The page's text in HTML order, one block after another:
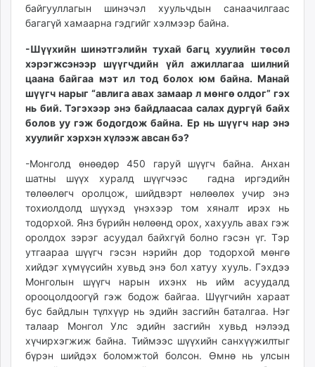
байгууллагын шинэчэл хуульчдын санаачилгаас
багагүй хамаарна гэдгийг хэлмээр байна.
-Шүүхийн шинэтгэлийн тухай багц хуулийн төсөл
хэрэгжсэнээр шүүгчдийн үйл ажиллагаа шилний
цаана байгаа мэт ил тод болох юм байна. Манай
шүүгч нарыг “авлига авах замаар л мөнгө олдог” гэх
нь бий. Тэгэхээр энэ байдлаасаа салах дургүй байх
болов уу гэж бодогдож байна. Ер нь шүүгч нар энэ
хуулийг хэрхэн хүлээж авсан бэ?
-Монголд өнөөдөр 450 гаруй шүүгч байна. Анхан
шатны шүүх хуралд шүүгчээс гадна иргэдийн
төлөөлөгч оролцож, шийдвэрт нөлөөлөх учир энэ
тохиолдолд шүүхэд үнэхээр том хяналт ирэх нь
тодорхой. Янз бүрийн нөлөөнд орох, хахууль авах гэж
оролдох зэрэг асуудал байхгүй болно гэсэн үг. Тэр
утгаараа шүүгч гэсэн нэрийн дор тодорхой мөнгө
хийдэг хүмүүсийн хувьд энэ бол хатуу хууль. Гэхдээ
Монголын шүүгч нарын ихэнх нь ийм асуудалд
орооцолдоогүй гэж бодож байгаа. Шүүгчийн хараат
бус байдлын түлхүүр нь эдийн засгийн баталгаа. Нэг
талаар Монгол Улс эдийн засгийн хувьд нэлээд
хүчирхэгжиж байна. Тиймээс шүүхийн санхүүжилтыг
бүрэн шийдэх боломжтой болсон. Өмнө нь улсын